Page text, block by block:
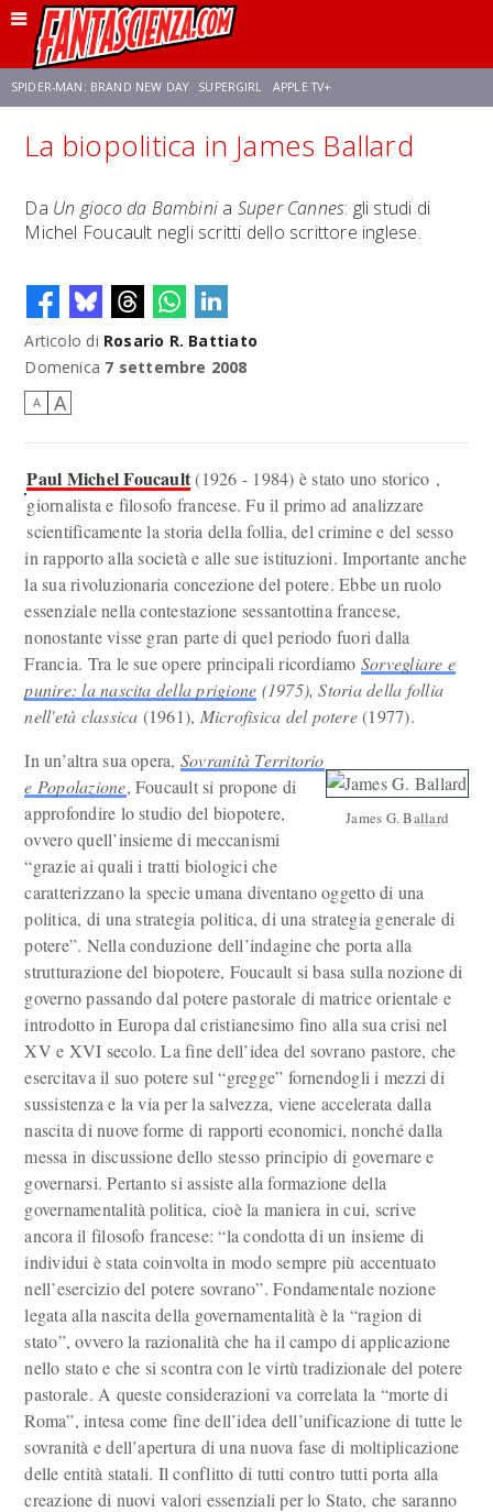
SPIDER-MAN: BRAND NEW DAY SUPERGIRL APPLE TV+
FRANCO RICCIARDIELLO ZENDAYA STAR TREK AVENGERS: DOOMSDAY
NETFLIX SADIE SINK STAR TREK: STRANGE NEW WORLDS
La biopolitica in James Ballard
Da Un gioco da Bambini a Super Cannes: gli studi di
Michel Foucault negli scritti dello scrittore inglese.
Articolo di Rosario R. Battiato
Domenica 7 settembre 2008
A A
Paul Michel Foucault(1926 - 1984) è stato uno storico ,
giornalista e filosofo francese. Fu il primo ad analizzare
scientificamente la storia della follia, del crimine e del sesso
in rapporto alla società e alle sue istituzioni. Importante anche
la sua rivoluzionaria concezione del potere. Ebbe un ruolo
essenziale nella contestazione sessantottina francese,
nonostante visse gran parte di quel periodo fuori dalla
Francia. Tra le sue opere principali ricordiamo Sorvegliare e
punire: la nascita della prigione (1975), Storia della follia
nell'età classica (1961), Microfisica del potere(1977).
James G. Ballard
In un’altra sua opera, Sovranità Territorio
e Popolazione, Foucault si propone di
approfondire lo studio del biopotere,
ovvero quell’insieme di meccanismi
“grazie ai quali i tratti biologici che
caratterizzano la specie umana diventano oggetto di una
politica, di una strategia politica, di una strategia generale di
potere”. Nella conduzione dell’indagine che porta alla
strutturazione del biopotere, Foucault si basa sulla nozione di
governo passando dal potere pastorale di matrice orientale e
introdotto in Europa dal cristianesimo fino alla sua crisi nel
XV e XVI secolo. La fine dell’idea del sovrano pastore, che
esercitava il suo potere sul “gregge” fornendogli i mezzi di
sussistenza e la via per la salvezza, viene accelerata dalla
nascita di nuove forme di rapporti economici, nonché dalla
messa in discussione dello stesso principio di governare e
governarsi. Pertanto si assiste alla formazione della
governamentalità politica, cioè la maniera in cui, scrive
ancora il filosofo francese: “la condotta di un insieme di
individui è stata coinvolta in modo sempre più accentuato
nell’esercizio del potere sovrano”. Fondamentale nozione
legata alla nascita della governamentalità è la “ragion di
stato”, ovvero la razionalità che ha il campo di applicazione
nello stato e che si scontra con le virtù tradizionale del potere
pastorale. A queste considerazioni va correlata la “morte di
Roma”, intesa come fine dell’idea dell’unificazione di tutte le
sovranità e dell’apertura di una nuova fase di moltiplicazione
delle entità statali. Il conflitto di tutti contro tutti porta alla
creazione di nuovi valori essenziali per lo Stato, che saranno